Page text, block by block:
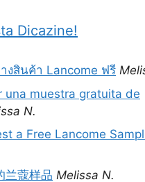
Dicazine!
งสินค้า Lancome ฟรี
una muestra gratuita de
N.
a Free Lancome
兰蔻样品 Melissa N.